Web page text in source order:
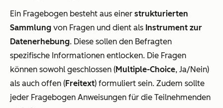
Ein Fragebogen besteht aus einer strukturierten
Sammlung von Fragen und dient als Instrument zur
Datenerhebung. Diese sollen den Befragten
spezifische Informationen entlocken. Die Fragen
können sowohl geschlossen (Multiple-Choice, Ja/Nein)
als auch offen (Freitext) formuliert sein. Zudem sollte
jeder Fragebogen Anweisungen für die Teilnehmenden